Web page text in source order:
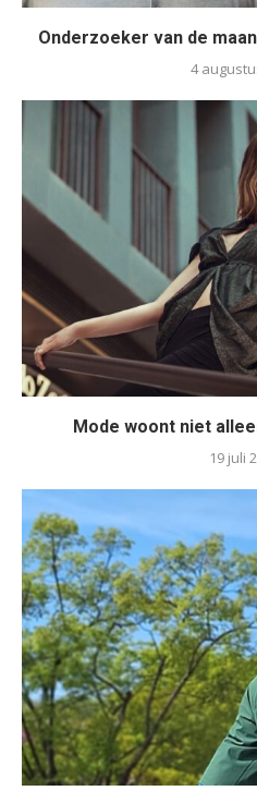
Onderzoeker van de
4
Mode woont niet
19 juli